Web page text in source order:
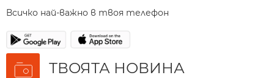
Всичко най-важно в твоя телефон
ТВОЯТА НОВИНА